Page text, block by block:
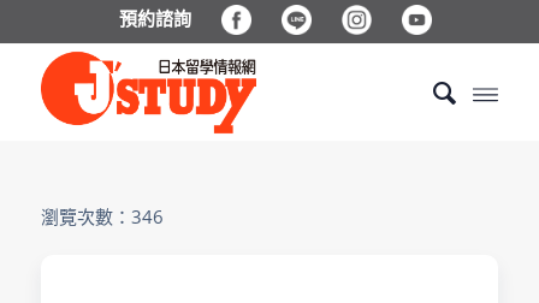
預約諮詢
瀏覽次數：346